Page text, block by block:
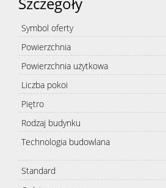
Symbol oferty
Powierzchnia
Powierzchnia użytkowa
Liczba pokoi
Piętro
Rodzaj budynku
Technologia budowlana
Standard